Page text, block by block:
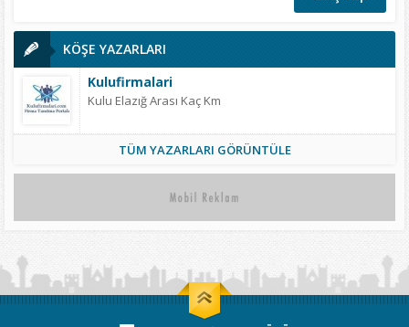
KÖŞE YAZARLARI
Kulufirmalari
Kulu Elazığ Arası Kaç Km
TÜM YAZARLARI GÖRÜNTÜLE